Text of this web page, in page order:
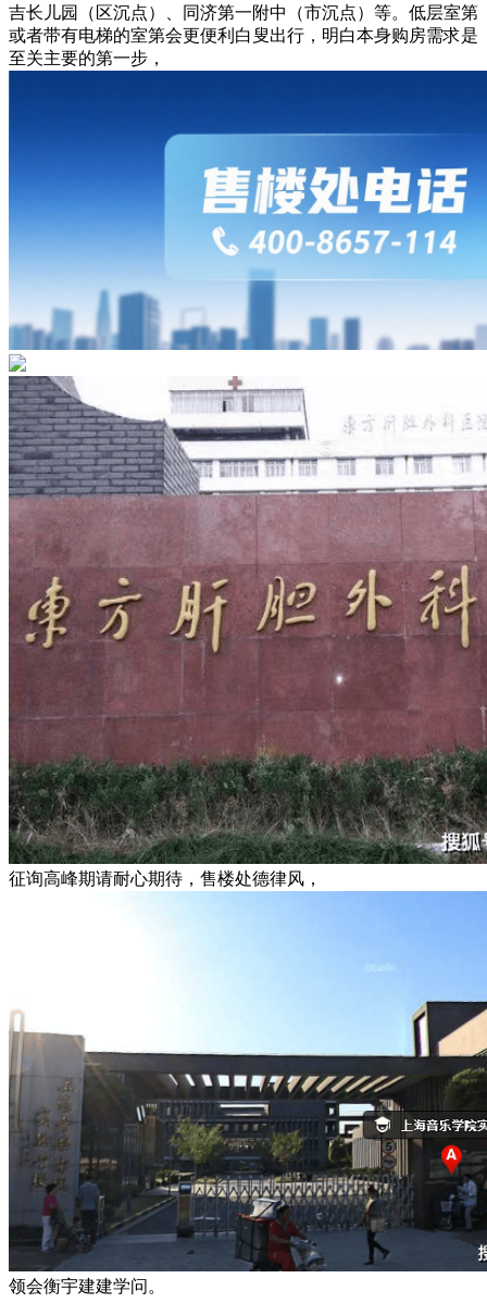
吉长儿园（区沉点）、同济第一附中（市沉点）等。低层室第
或者带有电梯的室第会更便利白叟出行，明白本身购房需求是
至关主要的第一步，
征询高峰期请耐心期待，售楼处德律风，
领会衡宇建建学问。